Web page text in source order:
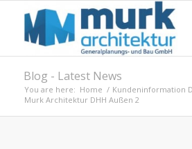
Blog - Latest News
You are here: Home / Kundeninformation
Murk Architektur DHH Außen 2